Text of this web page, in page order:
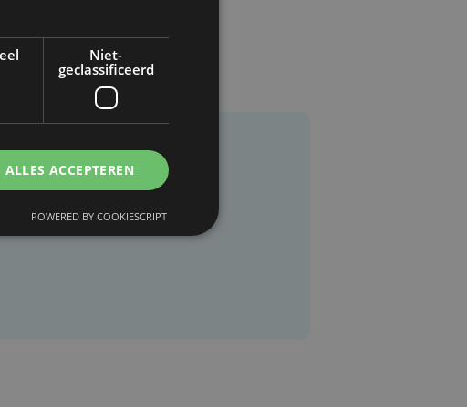
Niet-
geclassificeerd
ALLES ACCEPTEREN
POWERED BY COOKIESCRIPT